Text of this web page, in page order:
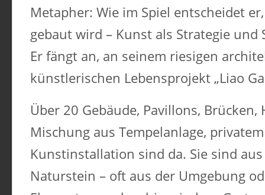
Metapher: Wie im Spiel entscheidet
gebaut wird – Kunst als Strategie
Er fängt an, an seinem riesigen
künstlerischen Lebensprojekt „Liao
Über 20 Gebäude, Pavillons,
Mischung aus Tempelanlage,
Kunstinstallation sind da. Sie sind aus
Naturstein – oft aus der Umgebung